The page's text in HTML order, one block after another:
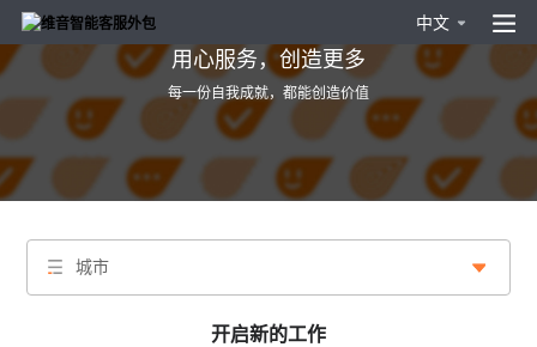
中文
用心服务，创造更多
每一份自我成就，都能创造价值
城市
开启新的工作